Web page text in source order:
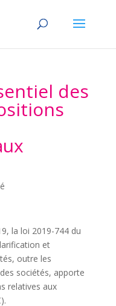
des
la loi 2019-744 du
et
outre les
sociétés, apporte
relatives aux